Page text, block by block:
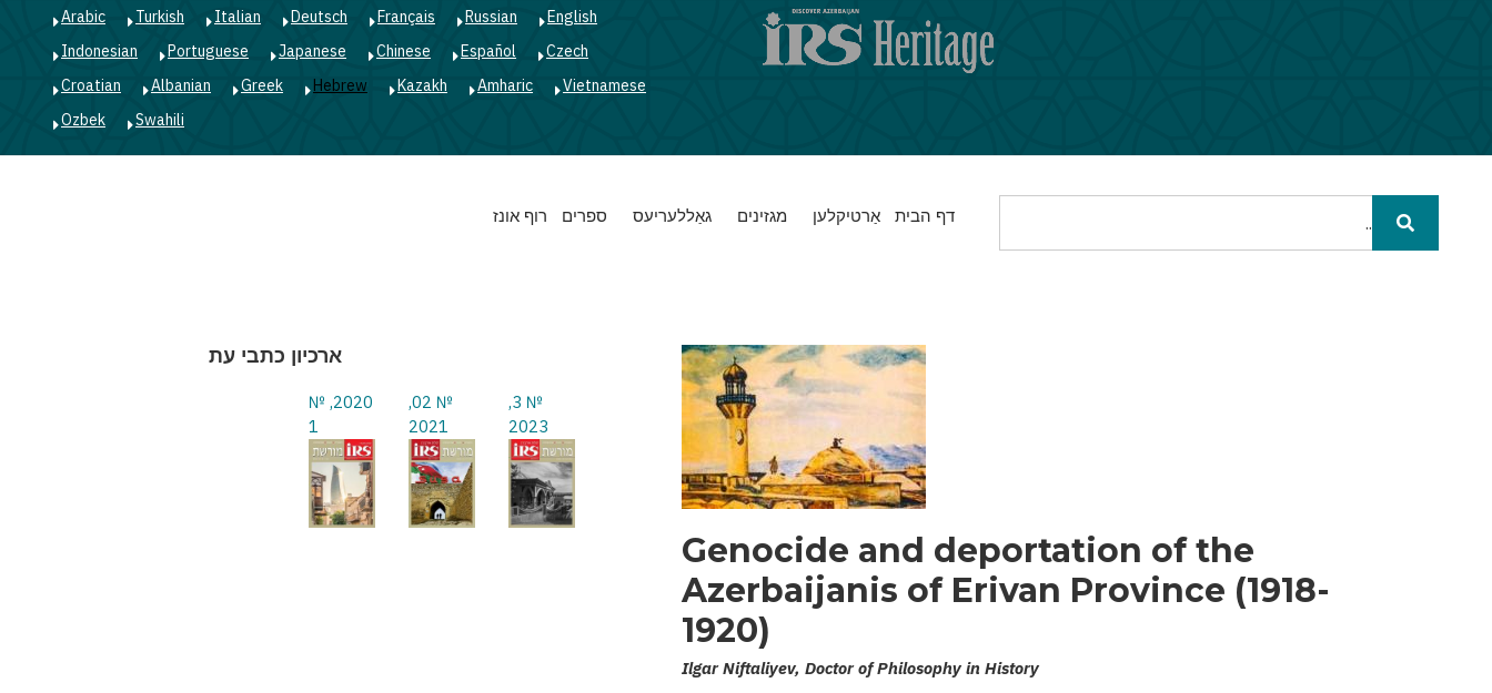
English
Russian
Français
Deutsch
Italian
Turkish
Arabic
Czech
Español
Chinese
Japanese
Portuguese
Indonesian
Vietnamese
Amharic
Kazakh
Hebrew
Greek
Albanian
Croatian
Swahili
Ozbek
Main
navigation
דף הבית אַרטיקלען מגזינים גאַללעריעס ספרים רוף אונז
Genocide and deportation of the
Azerbaijanis of Erivan Province (1918-
1920)
Ilgar Niftaliyev, Doctor of Philosophy in History
ארכיון כתבי עת
№ 3,
2023
№ 02,
2021
2020, №
1